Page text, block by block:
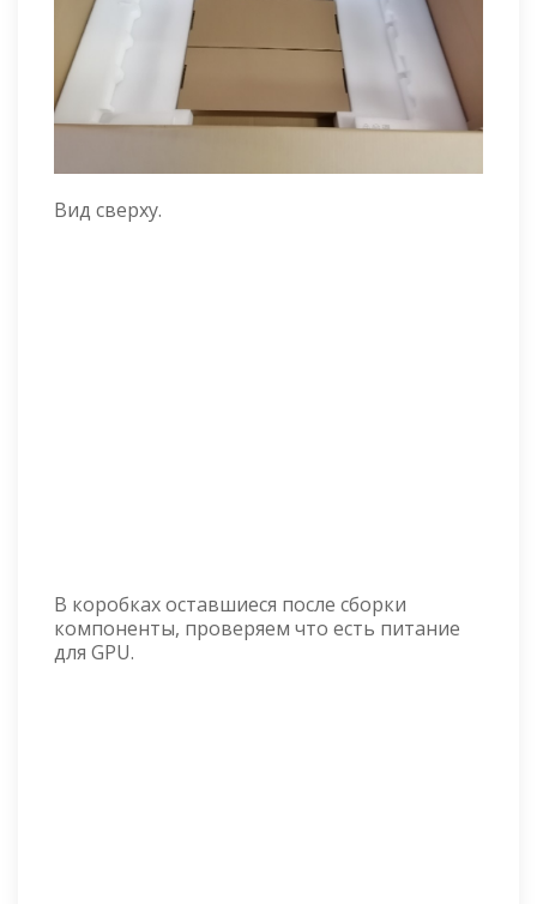
Вид сверху.
В коробках оставшиеся после сборки
компоненты, проверяем что есть питание
для GPU.